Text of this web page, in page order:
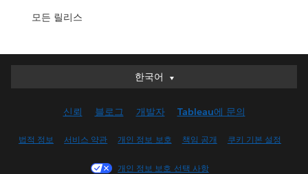
모든 릴리스
한국어
한국어
English (UK)
Français (Canada)
신뢰 블로그 개발자 Tableau에 문의
법적 정보 서비스 약관 개인 정보 보호 책임 공개 쿠키 기본 설정
개인 정보 보호 선택 사항